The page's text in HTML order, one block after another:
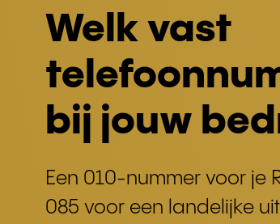
Welk vast
bij jouw
Een 010-nummer voor je
085 voor een landelijke